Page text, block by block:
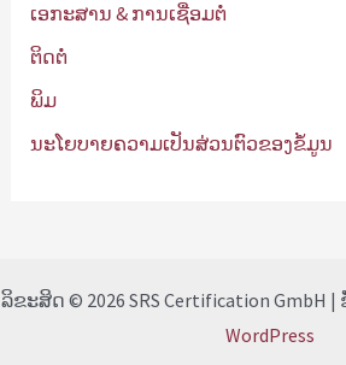
ເອກະສານ & ການເຊື່ອມຕໍ່
ຕິດຕໍ່
ພິມ
ນະໂຍບາຍຄວາມເປັນສ່ວນຕົວຂອງຂໍ້ມູນ
ລິຂະສິດ © 2026 SRS Certification GmbH
WordPress